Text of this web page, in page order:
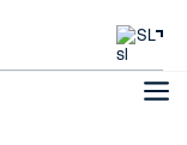
SL